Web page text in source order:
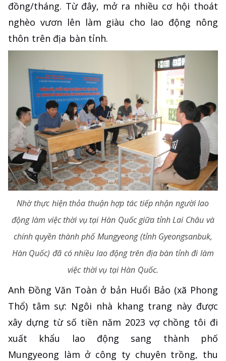
đồng/tháng. Từ đây, mở ra nhiều cơ hội thoát
nghèo vươn lên làm giàu cho lao động nông
thôn trên địa bàn tỉnh.
Nhờ thực hiện thỏa thuận hợp tác tiếp nhận người lao
động làm việc thời vụ tại Hàn Quốc giữa tỉnh Lai Châu và
chính quyền thành phố Mungyeong (tỉnh Gyeongsanbuk,
Hàn Quốc) đã có nhiều lao động trên địa bàn tỉnh đi làm
việc thời vụ tại Hàn Quốc.
Anh Đồng Văn Toàn ở bản Huổi Bảo (xã Phong
Thổ) tâm sự: Ngôi nhà khang trang này được
xây dựng từ số tiền năm 2023 vợ chồng tôi đi
xuất khẩu lao động sang thành phố
Mungyeong làm ở công ty chuyên trồng, thu